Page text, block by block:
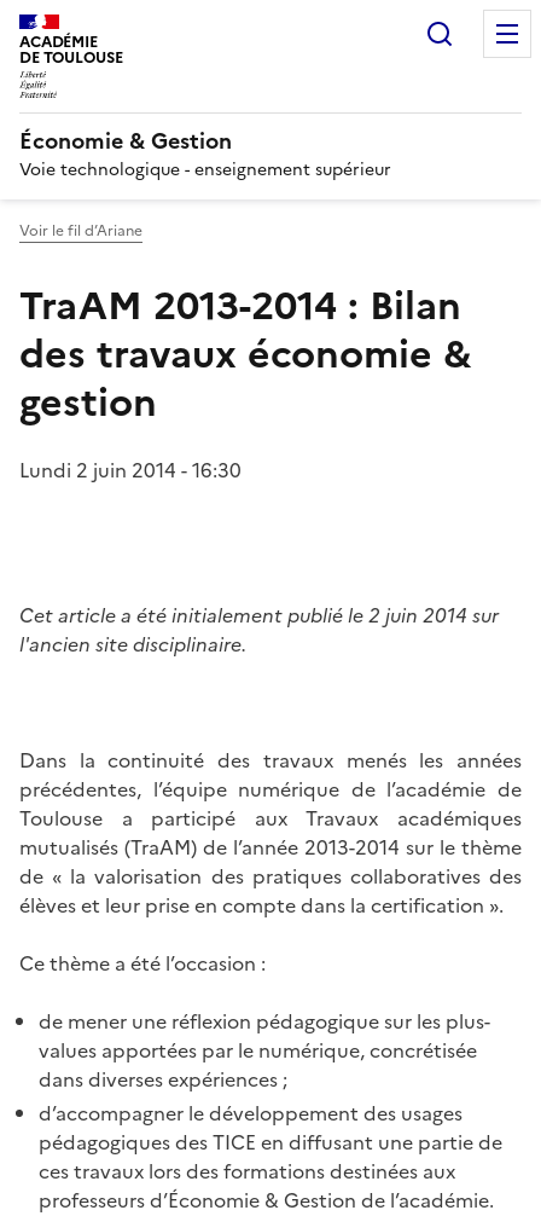
ACADÉMIE
DE TOULOUSE
Économie & Gestion
Voie technologique - enseignement supérieur
Voir le fil d’Ariane
TraAM 2013-2014 : Bilan
des travaux économie &
gestion
Lundi 2 juin 2014 - 16:30
Cet article a été initialement publié le 2 juin 2014 sur
l'ancien site disciplinaire.
Dans la continuité des travaux menés les années
précédentes, l’équipe numérique de l’académie de
Toulouse a participé aux Travaux académiques
mutualisés (TraAM) de l’année 2013-2014 sur le thème
de « la valorisation des pratiques collaboratives des
élèves et leur prise en compte dans la certification ».
Ce thème a été l’occasion :
de mener une réflexion pédagogique sur les plus-
values apportées par le numérique, concrétisée
dans diverses expériences ;
d’accompagner le développement des usages
pédagogiques des TICE en diffusant une partie de
ces travaux lors des formations destinées aux
professeurs d’Économie & Gestion de l’académie.